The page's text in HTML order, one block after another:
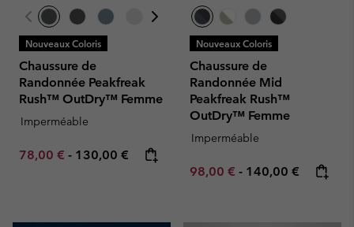
Nouveaux Coloris
Chaussure de
Randonnée Peakfreak
Rush™ OutDry™ Femme
Imperméable
Minimum sale price:
78,00 € - Maximum price:
130,00 €
Nouveaux Coloris
Chaussure de
Randonnée Mid
Peakfreak Rush™
OutDry™ Femme
Imperméable
Minimum sale price:
98,00 € - Maximum price:
140,00 €